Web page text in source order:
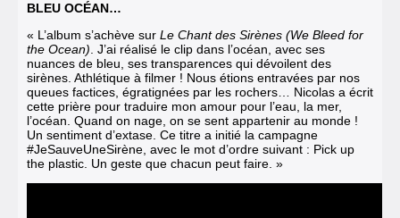
BLEU OCÉAN…
« L’album s’achève sur Le Chant des Sirènes (We Bleed for
the Ocean) . J’ai réalisé le clip dans l’océan, avec ses
nuances de bleu, ses transparences qui dévoilent des
sirènes. Athlétique à filmer ! Nous étions entravées par nos
queues factices, égratignées par les rochers… Nicolas a écrit
cette prière pour traduire mon amour pour l’eau, la mer,
l’océan. Quand on nage, on se sent appartenir au monde !
Un sentiment d’extase. Ce titre a initié la campagne
#JeSauveUneSirène, avec le mot d’ordre suivant : Pick up
the plastic. Un geste que chacun peut faire. »